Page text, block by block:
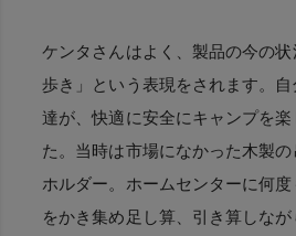
ケンタさんはよく、製品の今の
歩き」という表現をされます。
達が、快適に安全にキャンプを
た。当時は市場になかった木製
ホルダー。ホームセンターに何
をかき集め足し算、引き算しな